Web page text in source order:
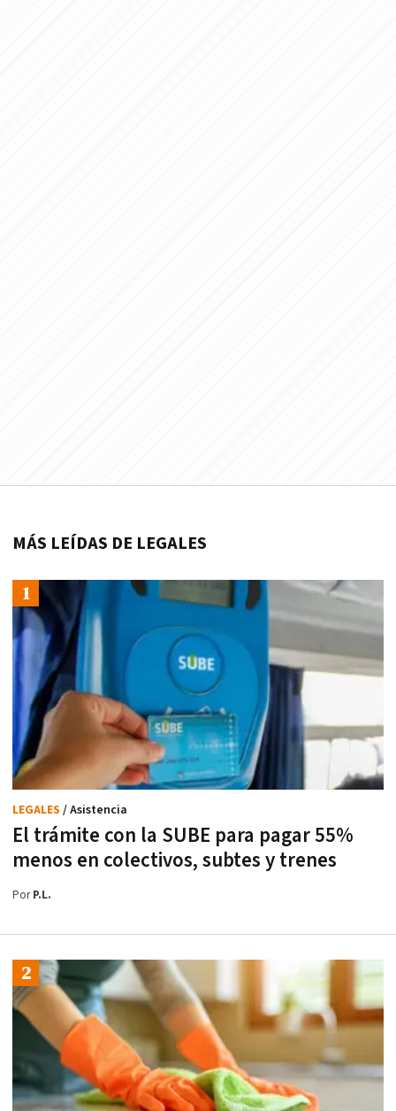
MÁS LEÍDAS DE LEGALES
El trámite con la SUBE para pagar 55%
menos en colectivos, subtes y trenes
LEGALES / Asistencia
PorP.L.